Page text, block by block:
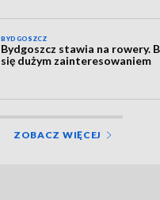
BYDGOSZCZ
Bydgoszcz stawia na rowery.
się dużym zainteresowaniem
ZOBACZ WIĘCEJ